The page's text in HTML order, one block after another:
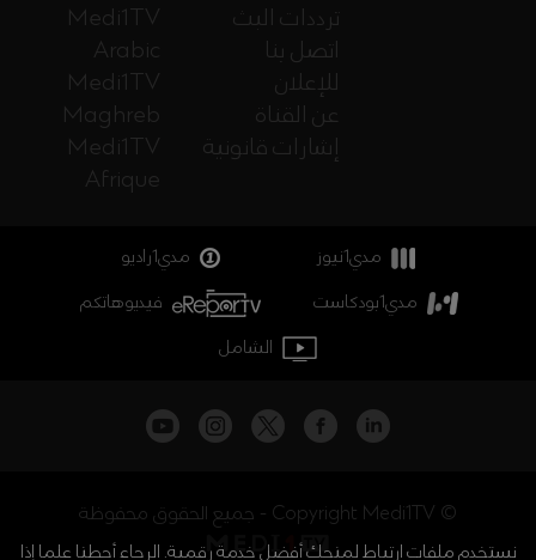
Medi1TV
Arabic
Medi1TV
Maghreb
Medi1TV
Afrique
ترددات البث
اتصل بنا
للإعلان
عن القناة
إشارات قانونية
مدي1نيوز
مدي1راديو
مدي1بودكاست
فيديوهاتكم
الشامل
جميع الحقوق محفوظة - Copyright Medi1TV ©
نستخدم ملفات ارتباط لمنحك أفضل خدمة رقمية. الرجاء أحطنا علما إذا